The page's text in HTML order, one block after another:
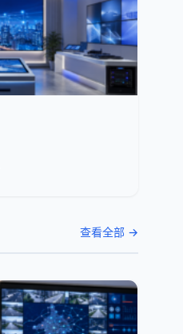
查看全部 →